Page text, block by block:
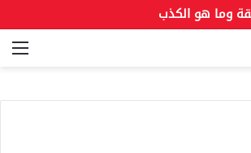
وما هو الكذب